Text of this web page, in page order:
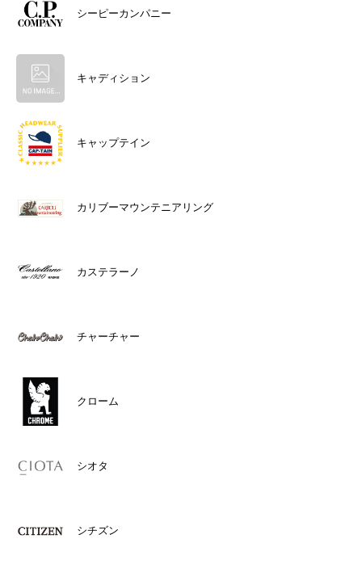
シーピーカンパニー
キャディション
キャップテイン
カリブーマウンテニアリング
カステラーノ
チャーチャー
クローム
シオタ
シチズン